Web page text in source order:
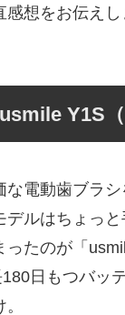
感想をお伝え
Y1S
な電動歯ブラ
デルはちょっ
ったのが「
180日もつバッ